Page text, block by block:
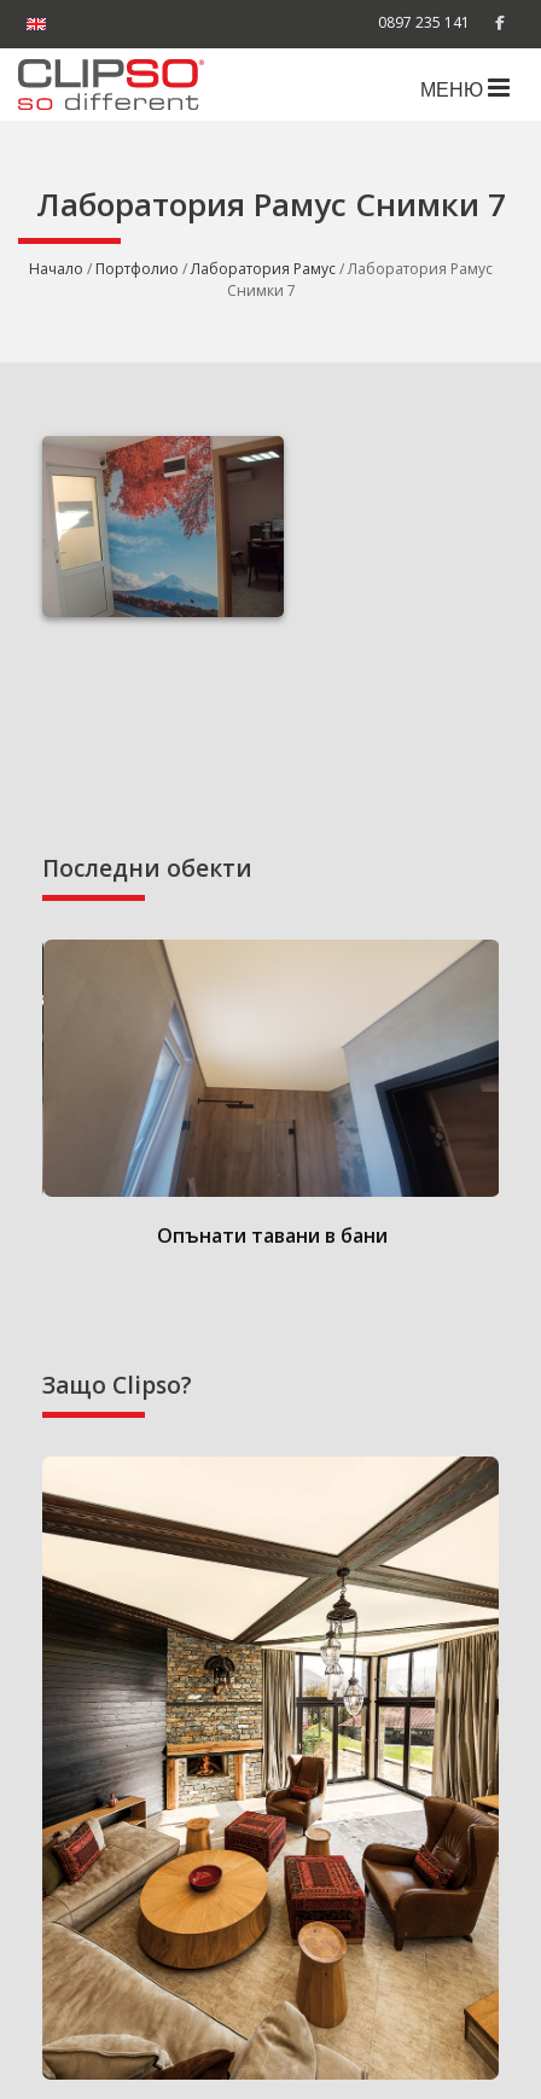
0897 235 141
МЕНЮ
Лаборатория Рамус Снимки 7
Начало / Портфолио /Лаборатория Рамус/ Лаборатория Рамус
Снимки 7
Последни обекти
Опънати тавани в бани
Защо Clipso?